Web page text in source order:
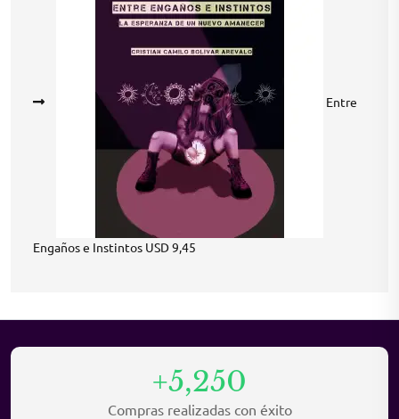
Entre
Engaños e Instintos USD9,45
+5,250
Compras realizadas con éxito